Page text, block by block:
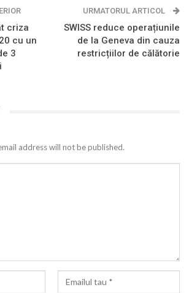
criza
cu un
3
URMATORUL ARTICOL
SWISS reduce operațiunile
de la Geneva din cauza
restricțiilor de călătorie
address will not be published.